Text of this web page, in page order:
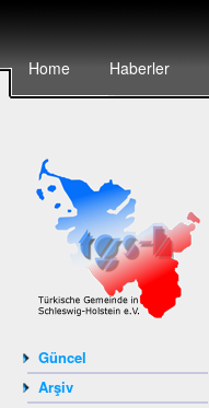
Home Haberler
Güncel
Arşiv